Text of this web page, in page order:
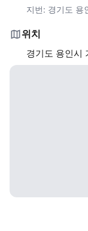
지번: 경기도 용
위치
경기도 용인시